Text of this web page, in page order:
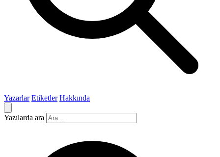
Yazarlar Etiketler Hakkında
Yazılarda ara